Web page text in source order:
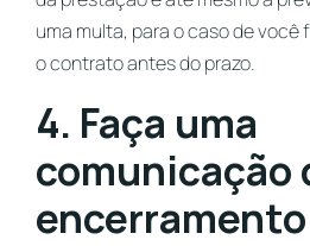
uma multa, para o caso de você
o contrato antes do prazo.
4. Faça uma
comunicação
encerramento